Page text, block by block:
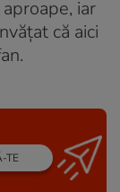
iar
că aici
TE